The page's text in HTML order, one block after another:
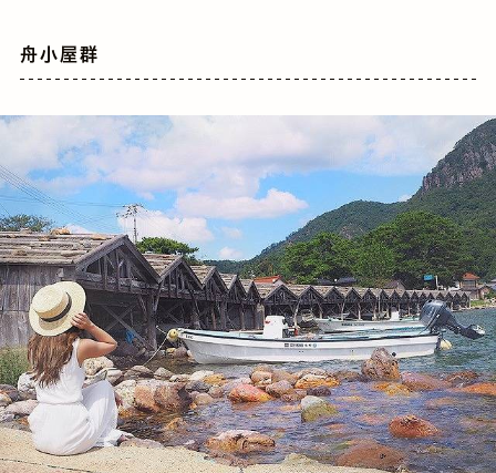
舟小屋群